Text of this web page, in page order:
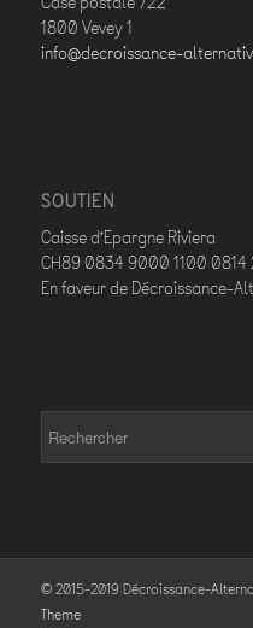
1800 Vevey 1
info@decroissance-
SOUTIEN
Caisse d’Epargne Riviera
CH89 0834 9000 1100 0814
En faveur de Décroissance-
© 2015-2019 Décroissance-
Theme